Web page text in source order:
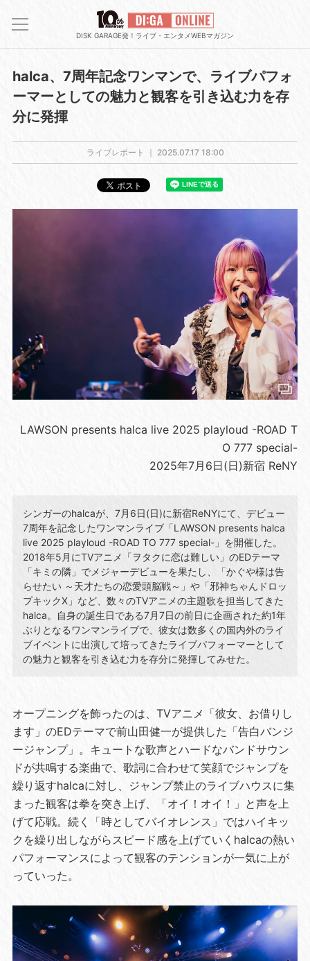
DISK GARAGE発！ライブ・エンタメWEBマガジン
halca、7周年記念ワンマンで、ライブパフォ
ーマーとしての魅力と観客を引き込む力を存
分に発揮
ライブレポート ｜ 2025.07.17 18:00
LAWSON presents halca live 2025 playloud -ROAD T
O 777 special-
2025年7月6日(日)新宿 ReNY
シンガーのhalcaが、7月6日(日)に新宿ReNYにて、デビュー
7周年を記念したワンマンライブ「LAWSON presents halca
live 2025 playloud -ROAD TO 777 special-」を開催した。
2018年5月にTVアニメ「ヲタクに恋は難しい」のEDテーマ
「キミの隣」でメジャーデビューを果たし、「かぐや様は告
らせたい ～天才たちの恋愛頭脳戦～」や「邪神ちゃんドロッ
プキックX」など、数々のTVアニメの主題歌を担当してきた
halca。自身の誕生日である7月7日の前日に企画された約1年
ぶりとなるワンマンライブで、彼女は数多くの国内外のライ
ブイベントに出演して培ってきたライブパフォーマーとして
の魅力と観客を引き込む力を存分に発揮してみせた。
オープニングを飾ったのは、TVアニメ「彼女、お借りし
ます」のEDテーマで前山田健一が提供した「告白バンジ
ージャンプ」。キュートな歌声とハードなバンドサウン
ドが共鳴する楽曲で、歌詞に合わせて笑顔でジャンプを
繰り返すhalcaに対し、ジャンプ禁止のライブハウスに集
まった観客は拳を突き上げ、「オイ！オイ！」と声を上
げて応戦。続く「時としてバイオレンス」ではハイキッ
クを繰り出しながらスピード感を上げていくhalcaの熱い
パフォーマンスによって観客のテンションが一気に上が
っていった。